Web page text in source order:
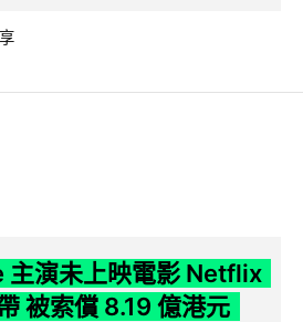
演未上映電影 Netflix
被索償 8.19 億港元